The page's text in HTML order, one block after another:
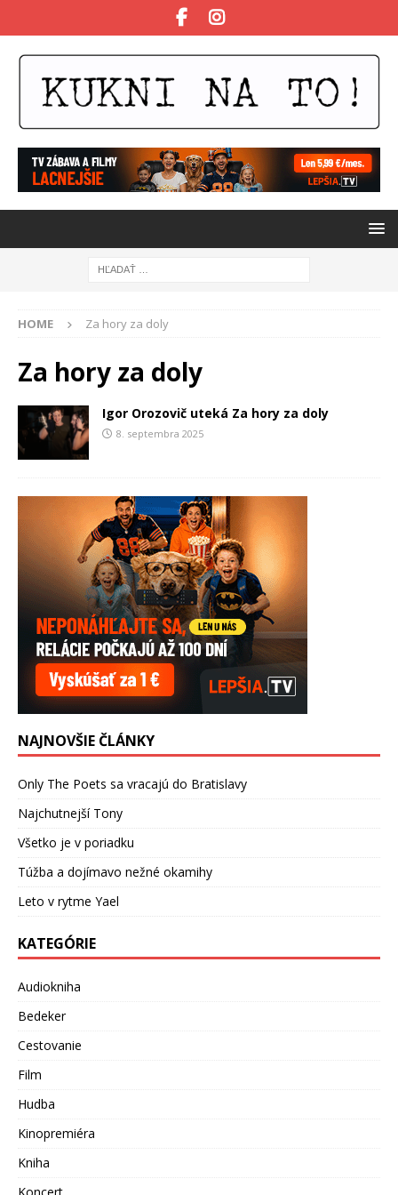
HOME Za hory za doly
Za hory za doly
Igor Orozovič uteká Za hory za doly
8. septembra 2025
NAJNOVŠIE ČLÁNKY
Only The Poets sa vracajú do Bratislavy
Najchutnejší Tony
Všetko je v poriadku
Túžba a dojímavo nežné okamihy
Leto v rytme Yael
KATEGÓRIE
Audiokniha
Bedeker
Cestovanie
Film
Hudba
Kinopremiéra
Kniha
Koncert